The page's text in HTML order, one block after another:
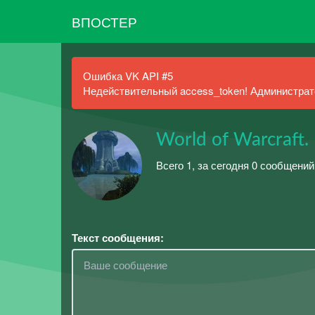
ВПОСТЕР
Ошибка VK API #5
Недействительный access_token!
World of Warcraft.
Всего 1, за сегодня 0
Текст сообщения: